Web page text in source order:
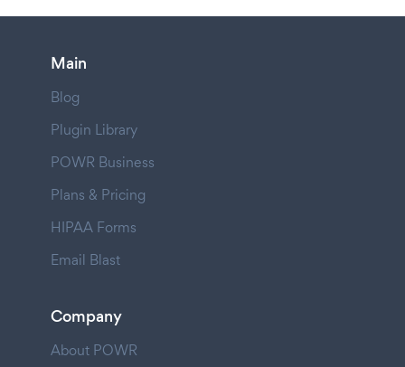
Main
Blog
Plugin Library
POWR Business
Plans & Pricing
HIPAA Forms
Email Blast
Company
About POWR